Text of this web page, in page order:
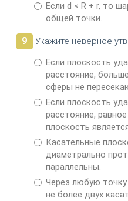
Если d < R + r, то
общей точки.
9
Укажите неверное
Если плоскость
расстояние,
сферы не
Если плоскость
расстояние,
плоскость
Касательные
диаметраль­но
параллельны.
Через любую
не более двух